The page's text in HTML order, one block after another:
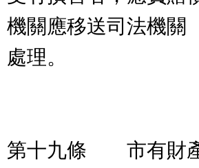
機關應移送司法機關
處理。
第十九條 市有財產